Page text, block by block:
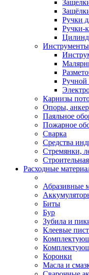
Ручки
Ручки-
Инструменты
Ручной
Карнизы
Опоры,
Паяльное
Пожарное
Сварка
Средства
Стремянки,
Расходные
Абразивные
Биты
Бур
Зубила и
Клеевые
Коронки
Масла и